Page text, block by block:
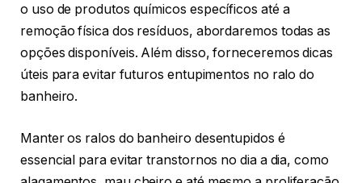
o uso de produtos químicos específicos até a
remoção física dos resíduos, abordaremos todas as
opções disponíveis. Além disso, forneceremos dicas
úteis para evitar futuros entupimentos no ralo do
banheiro.
Manter os ralos do banheiro desentupidos é
essencial para evitar transtornos no dia a dia, como